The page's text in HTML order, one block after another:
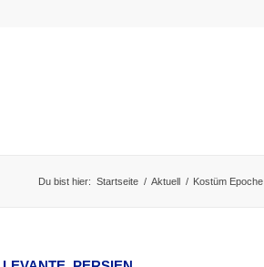
Du bist hier: Startseite / Aktuell / Kostüm Epoche